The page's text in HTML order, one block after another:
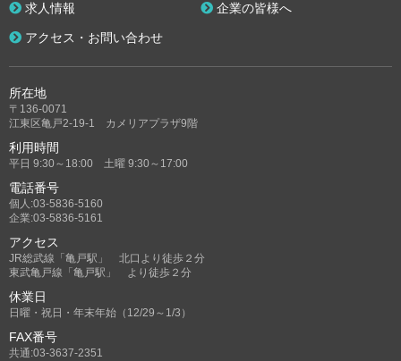
所在地
〒136-0071
江東区亀戸2-19-1 カメリアプラザ9階
利用時間
平日 9:30～18:00 土曜 9:30～17:00
電話番号
個人:03-5836-5160
企業:03-5836-5161
アクセス
JR総武線「亀戸駅」 北口より徒歩２分
東武亀戸線「亀戸駅」 より徒歩２分
休業日
日曜・祝日・年末年始（12/29～1/3）
FAX番号
共通:03-3637-2351
求人情報 企業の皆様へ
アクセス・お問い合わせ